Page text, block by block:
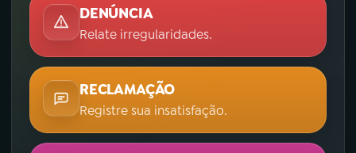
DENÚNCIA
Relate irregularidades.
RECLAMAÇÃO
Registre sua insatisfação.